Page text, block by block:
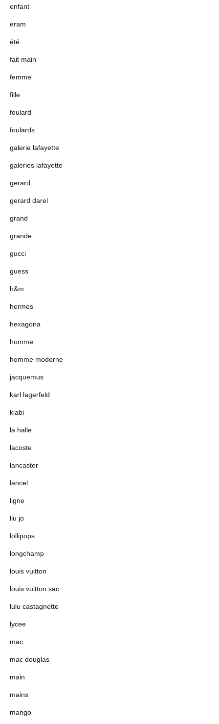
enfant
eram
été
fait main
femme
fille
foulard
foulards
galerie lafayette
galeries lafayette
gerard
gerard darel
grand
grande
gucci
guess
h&m
hermes
hexagona
homme
homme moderne
jacquemus
karl lagerfeld
kiabi
la halle
lacoste
lancaster
lancel
ligne
liu jo
lollipops
longchamp
louis vuitton
louis vuitton sac
lulu castagnette
lycee
mac
mac douglas
main
mains
mango